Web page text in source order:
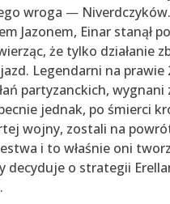
wroga —
Jazonem, Einar stanął
że tylko działanie
Legendarni na prawie
partyzanckich, wygnani
jednak, po śmierci
wojny, zostali na
i to właśnie oni
decyduje o strategii